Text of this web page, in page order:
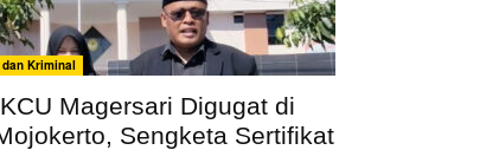
Kriminal
Magersari Digugat di
Sengketa Sertifikat